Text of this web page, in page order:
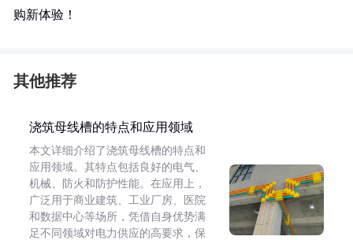
购新体验！
其他推荐
浇筑母线槽的特点和应用领域
本文详细介绍了浇筑母线槽的特点和
应用领域。其特点包括良好的电气、
机械、防火和防护性能。在应用上，
广泛用于商业建筑、工业厂房、医院
和数据中心等场所，凭借自身优势满
足不同领域对电力供应的高要求，保